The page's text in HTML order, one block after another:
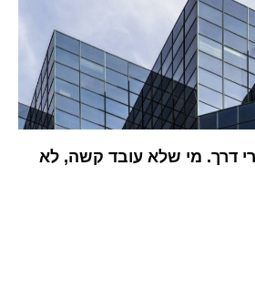
דרך. מי שלא עובד קשה, לא